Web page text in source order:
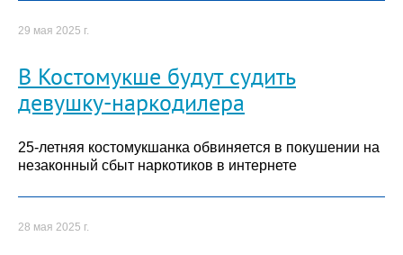
29 мая 2025 г.
В Костомукше будут судить
девушку-наркодилера
25-летняя костомукшанка обвиняется в покушении на
незаконный сбыт наркотиков в интернете
28 мая 2025 г.